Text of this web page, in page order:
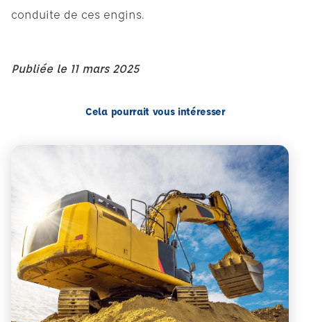
conduite de ces engins.
Publiée le 11 mars 2025
Cela pourrait vous intéresser